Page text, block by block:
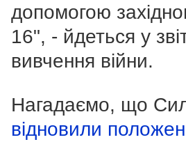
допомогою
16", - йдеться у
вивчення війни.
Нагадаємо, що
відновили